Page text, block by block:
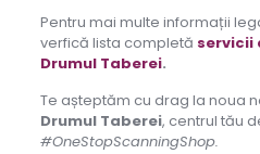
Pentru mai multe informații
verfică lista completă servicii
Drumul Taberei.
Te așteptăm cu drag la noua
Drumul Taberei, centrul tău
#OneStopScanningShop.